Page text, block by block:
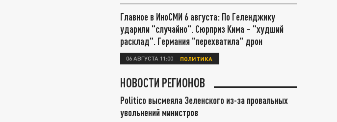
Главное в ИноСМИ 6 августа: По Геленджику
ударили "случайно". Сюрприз Кима – "худший
расклад". Германия "перехватила" дрон
06 АВГУСТА 11:00 ПОЛИТИКА
НОВОСТИ РЕГИОНОВ
Politico высмеяла Зеленского из-за провальных
увольнений министров